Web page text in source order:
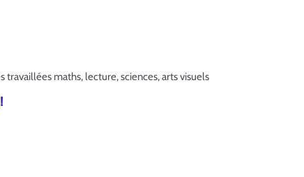
travaillées maths, lecture, sciences, arts visuels